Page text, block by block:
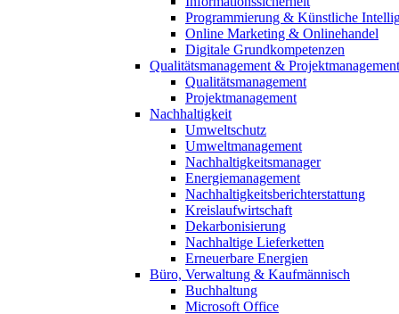
Programmierung & Künstliche
Online Marketing & Onlinehandel
Digitale Grundkompetenzen
Qualitätsmanagement & Projektmanagement
Qualitätsmanagement
Projektmanagement
Nachhaltigkeit
Umweltschutz
Umweltmanagement
Nachhaltigkeitsmanager
Energiemanagement
Nachhaltigkeitsberichterstattung
Kreislaufwirtschaft
Dekarbonisierung
Nachhaltige Lieferketten
Erneuerbare Energien
Büro, Verwaltung & Kaufmännisch
Buchhaltung
Microsoft Office